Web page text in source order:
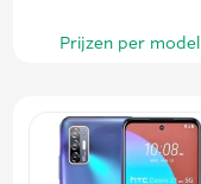
Prijzen per model